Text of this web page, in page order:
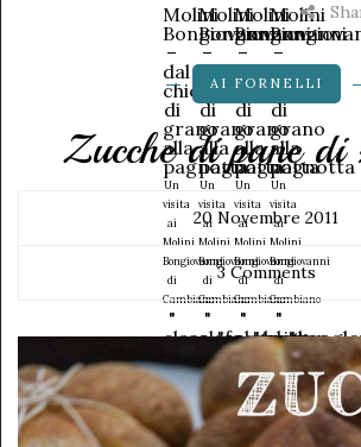
Molini
Bongiovanni
–
dal
chicco
di
grano
alla
pagnotta
Un
visita
ai
Molini
Bongiovanni
di
Cambiano
"
class="facebook-
share">
Molini
Bongiovanni
–
dal
chicco
di
grano
alla
pagnotta
Un
visita
ai
Molini
Bongiovanni
di
Cambiano
"
class="twitter-
share">
Molini
Bongiovanni
–
dal
chicco
di
grano
alla
pagnotta
Un
visita
ai
Molini
Bongiovanni
di
Cambiano
"
share">
Molini
–
dal
chicco
di
grano
alla
pagnotta
Un
visita
ai
Molini
Bongiovanni
di
Cambiano
"
data-
content/
share">
AI FORNELLI
Zucche di pane di
20 Novembre 2011
3 Comments